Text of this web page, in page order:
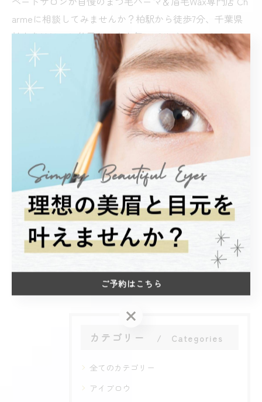
armeに相談してみませんか？柏駅から徒歩7分、千葉県
柏市あけぼのに位置し、大人気のパリジェンヌからナチ
ュラルなまつ毛パーマまで幅広く対応しております。メ
ンズも大歓迎で、似合わせ眉も人気メニューです。完全
個室でお子様同伴も可能なプライベートサロンでお待ち
しております。
< 前のページ 一覧に戻る
関連タグ
#まつ毛パーマ
カテゴリー Categories
全てのカテゴリー
アイブロウ
ご予約はこちら
ご予約はこちら